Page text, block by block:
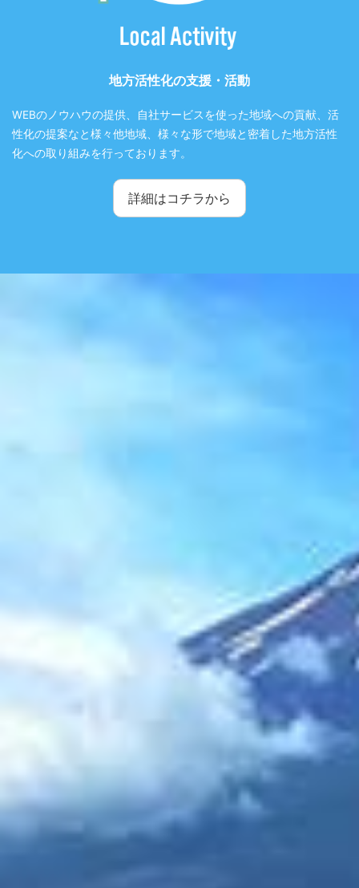
地方活性化の支援・活動
WEBのノウハウの提供、自社サービスを使った地域への貢献、活
性化の提案なと様々他地域、様々な形で地域と密着した地方活性
化への取り組みを行っております。
詳細はコチラから